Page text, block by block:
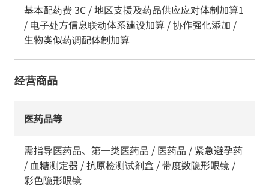
基本配药费 3C / 地区支援及药品供应应对体制加算1
/ 电子处方信息联动体系建设加算 / 协作强化添加 /
生物类似药调配体制加算
经营商品
医药品等
需指导医药品、第一类医药品 / 医药品 / 紧急避孕药
/ 血糖测定器 / 抗原检测试剂盒 / 带度数隐形眼镜 /
彩色隐形眼镜